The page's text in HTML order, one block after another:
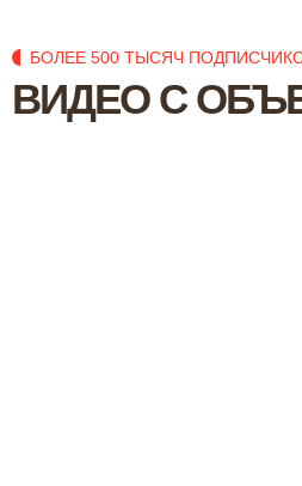
БОЛЕЕ 500 ТЫСЯЧ
ВИДЕО С